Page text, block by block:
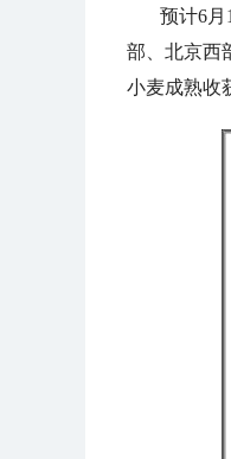
预计6
部、北京西
小麦成熟收